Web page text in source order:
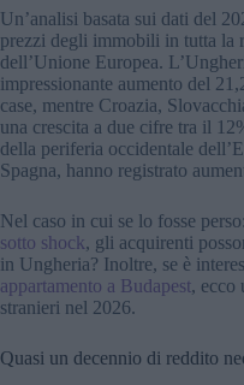
Un’analisi basata sui dati del
prezzi degli immobili in tutta la
dell’Unione Europea.
impressionante aumento del
case, mentre Croazia,
una crescita a due cifre tra il
della periferia occidentale
Spagna, hanno registrato
Nel caso in cui se lo fosse perso:
sotto shock, gli acquirenti
in Ungheria? Inoltre, se è
appartamento a Budapest, ecco
stranieri nel 2026.
Quasi un decennio di reddito